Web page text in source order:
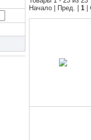
Начало | Пред. | 1